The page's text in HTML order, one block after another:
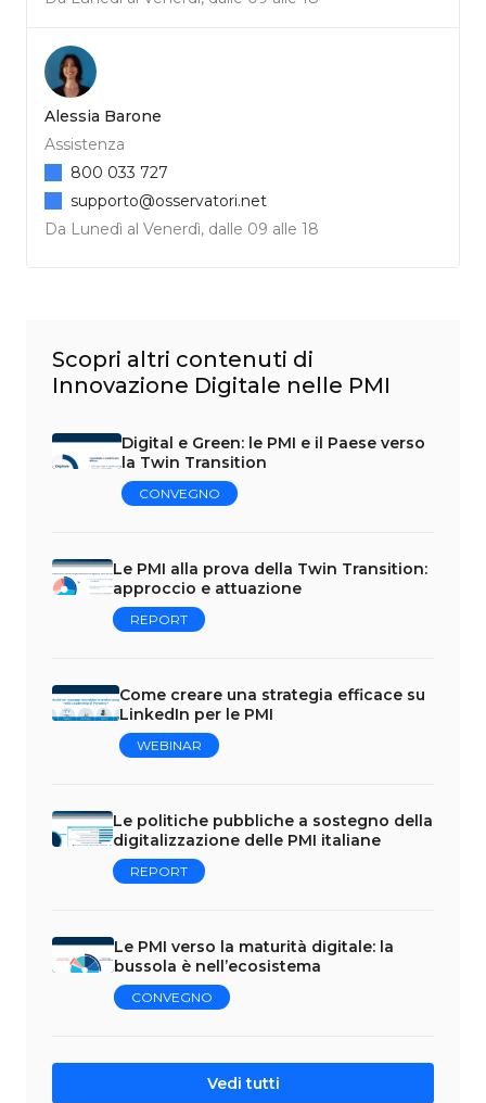
Alessia Barone
Assistenza
Da Lunedì al Venerdì, dalle 09 alle 18
800 033 727
supporto@osservatori.net
Scopri altri contenuti di
Innovazione Digitale nelle PMI
Digital e Green: le PMI e il Paese verso
la Twin Transition
CONVEGNO
Le PMI alla prova della Twin Transition:
approccio e attuazione
REPORT
Come creare una strategia efficace su
LinkedIn per le PMI
WEBINAR
Le politiche pubbliche a sostegno della
digitalizzazione delle PMI italiane
REPORT
Le PMI verso la maturità digitale: la
bussola è nell’ecosistema
CONVEGNO
Vedi tutti